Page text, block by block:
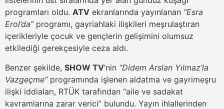
programları oldu. ATV ekranlarında yayınlanan “Esra
Erol’da”programı, gayriahlaki ilişkileri meşrulaştıran
içerikleriyle çocuk ve gençlerin gelişimini olumsuz
etkilediği gerekçesiyle ceza aldı.
Benzer şekilde, SHOW TV’nin “Didem Arslan Yılmaz’la
Vazgeçme”programında işlenen aldatma ve gayrimeşru
ilişki iddiaları, RTÜK tarafından “aile ve sadakat
kavramlarına zarar verici” bulundu. Yayın ihlallerinden